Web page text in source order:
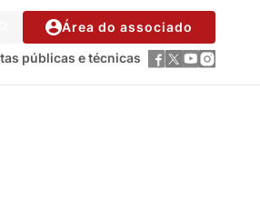
Área do associado
públicas e técnicas